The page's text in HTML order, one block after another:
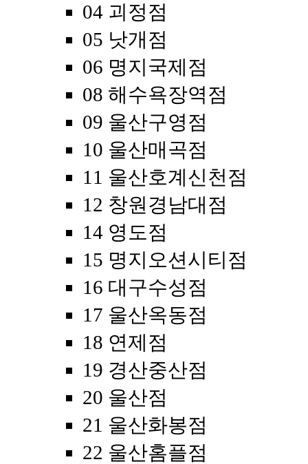
04 괴정점
05 낫개점
06 명지국제점
08 해수욕장역점
09 울산구영점
10 울산매곡점
11 울산호계신천점
12 창원경남대점
14 영도점
15 명지오션시티점
16 대구수성점
17 울산옥동점
18 연제점
19 경산중산점
20 울산점
21 울산화봉점
22 울산홈플점